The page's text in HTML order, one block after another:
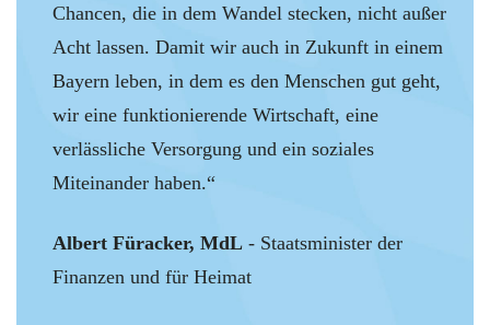
Chancen, die in dem Wandel stecken, nicht außer
Acht lassen. Damit wir auch in Zukunft in einem
Bayern leben, in dem es den Menschen gut geht,
wir eine funktionierende Wirtschaft, eine
verlässliche Versorgung und ein soziales
Miteinander haben.“
Albert Füracker, MdL - Staatsminister der
Finanzen und für Heimat